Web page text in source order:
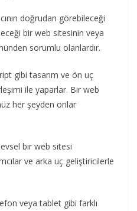
doğrudan görebileceği
bir web sitesinin veya
sorumlu olanlardır.
gibi tasarım ve ön uç
ile yaparlar. Bir web
her şeyden onlar
bir web sitesi
ve arka uç geliştiricilerle
veya tablet gibi farklı